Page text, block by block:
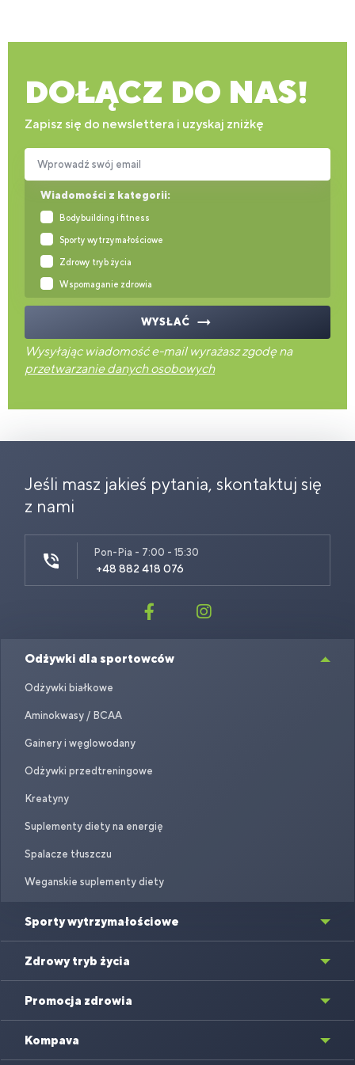
DOŁĄCZ DO NAS!
Zapisz się do newslettera i uzyskaj zniżkę
Wiadomości z kategorii:
Bodybuilding i fitness
Sporty wytrzymałościowe
Zdrowy tryb życia
Wspomaganie zdrowia
Wprowadź swój email
WYSŁAĆ
Wysyłając wiadomość e-mail wyrażasz zgodę na
przetwarzanie danych osobowych
Jeśli masz jakieś pytania, skontaktuj się
z nami
Pon-Pia - 7:00 - 15:30
+48 882 418 076
Odżywki dla sportowców
Odżywki białkowe
Aminokwasy / BCAA
Gainery i węglowodany
Odżywki przedtreningowe
Kreatyny
Suplementy diety na energię
Spalacze tłuszczu
Weganskie suplementy diety
Sporty wytrzymałościowe
Zdrowy tryb życia
Promocja zdrowia
Kompava